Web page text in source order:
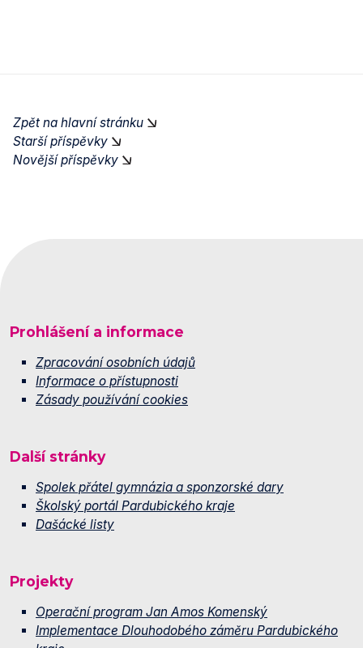
Zpět na hlavní stránku
Starší příspěvky
Novější příspěvky
Prohlášení a informace
Zpracování osobních údajů
Informace o přístupnosti
Zásady používání cookies
Další stránky
Spolek přátel gymnázia a sponzorské dary
Školský portál Pardubického kraje
Dašácké listy
Projekty
Operační program Jan Amos Komenský
Implementace Dlouhodobého záměru Pardubického